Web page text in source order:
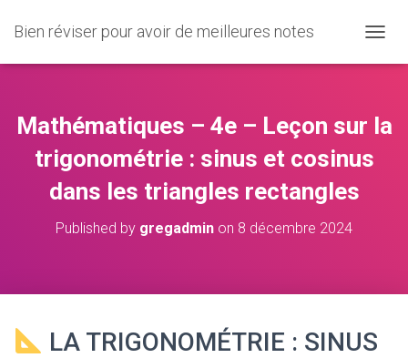
Bien réviser pour avoir de meilleures notes
U
I
R
V
Mathématiques – 4e – Leçon sur la
trigonométrie : sinus et cosinus
dans les triangles rectangles
Published by gregadmin on 8 décembre 2024
LA TRIGONOMÉTRIE : SINUS